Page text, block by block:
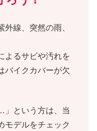
線、突然の雨、
よるサビや汚れを
バイクカバーが欠
」という方は、当
モデルをチェック